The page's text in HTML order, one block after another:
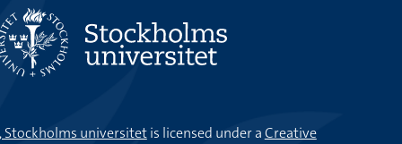
universitetis licensed under aCreative